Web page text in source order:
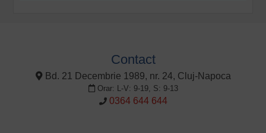
Contact
Bd. 21 Decembrie 1989, nr. 24, Cluj-Napoca
Orar: L-V: 9-19, S: 9-13
0364 644 644